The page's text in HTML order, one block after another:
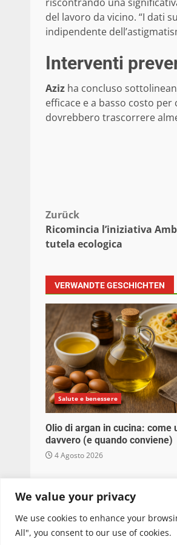
We value your privacy
We use cookies to enhance your
All", you consent to our use of cookies.
del lavoro da vicino. “I dati
indipendente
Interventi
Aziz ha concluso
efficace e a basso costo
dovrebbero trascorrere
Zurück
Ricomincia l’iniziativa
tutela ecologica
VERWANDTE GESCHICHTEN
Salute e benessere
Olio di argan in cucina: come
davvero (e quando conviene)
4 Agosto 2026
Copyright © 2025
quanto viene aggiornato